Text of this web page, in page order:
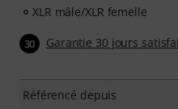
XLR mâle/XLR femelle
30 Garantie 30 jours
Référencé depuis